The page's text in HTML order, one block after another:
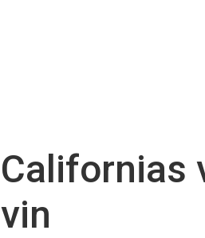
Californias
vin